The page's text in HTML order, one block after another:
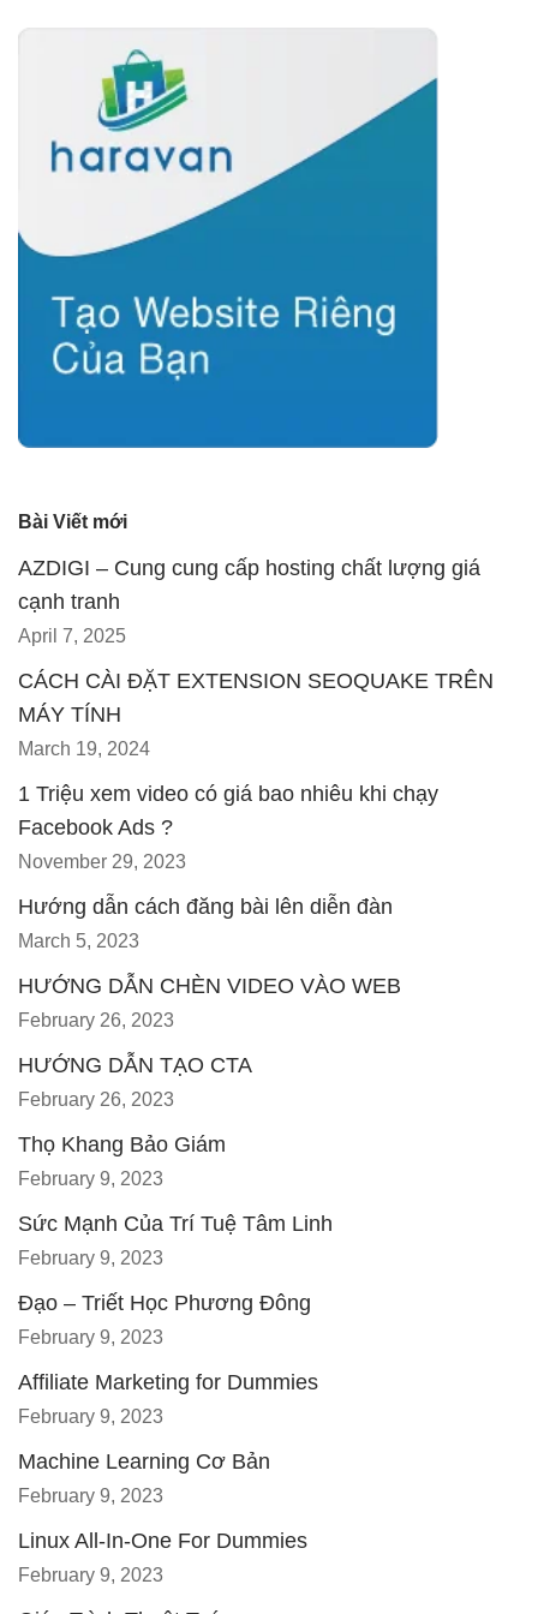
Bài Viết mới
AZDIGI – Cung cung cấp hosting chất lượng giá
cạnh tranh
April 7, 2025
CÁCH CÀI ĐẶT EXTENSION SEOQUAKE TRÊN
MÁY TÍNH
March 19, 2024
1 Triệu xem video có giá bao nhiêu khi chạy
Facebook Ads ?
November 29, 2023
Hướng dẫn cách đăng bài lên diễn đàn
March 5, 2023
HƯỚNG DẪN CHÈN VIDEO VÀO WEB
February 26, 2023
HƯỚNG DẪN TẠO CTA
February 26, 2023
Thọ Khang Bảo Giám
February 9, 2023
Sức Mạnh Của Trí Tuệ Tâm Linh
February 9, 2023
Đạo – Triết Học Phương Đông
February 9, 2023
Affiliate Marketing for Dummies
February 9, 2023
Machine Learning Cơ Bản
February 9, 2023
Linux All-In-One For Dummies
February 9, 2023